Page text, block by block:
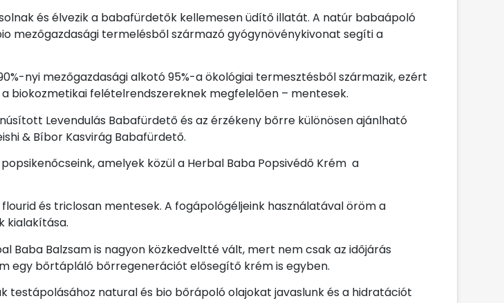
és élvezik a babafürdetők kellemesen üdítő illatát. A natúr babaápoló
mezőgazdasági termelésből származó gyógynövénykivonat segíti a
nyi mezőgazdasági alkotó 95%-a ökológiai termesztésből származik, ezért
biokozmetikai felételrendszereknek megfelelően – mentesek.
Levendulás Babafürdető és az érzékeny bőrre különösen ajánlható
& Bíbor Kasvirág Babafürdető.
amelyek közül a Herbal Baba Popsivédő Krém a
és triclosan mentesek. A fogápológéljeink használatával öröm a
kialakítása.
Baba Balzsam is nagyon közkedveltté vált, mert nem csak az időjárás
egy bőrtápláló bőrregenerációt elősegítő krém is egyben.
testápolásához natural és bio bőrápoló olajokat javaslunk és a hidratációt